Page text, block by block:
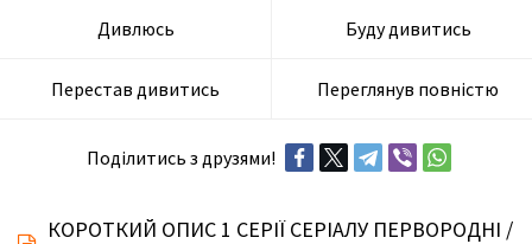
Дивлюсь Буду дивитись
Перестав дивитись Переглянув повністю
Поділитись з друзями!
КОРОТКИЙ ОПИС 1 СЕРІЇ СЕРІАЛУ ПЕРВОРОДНІ /